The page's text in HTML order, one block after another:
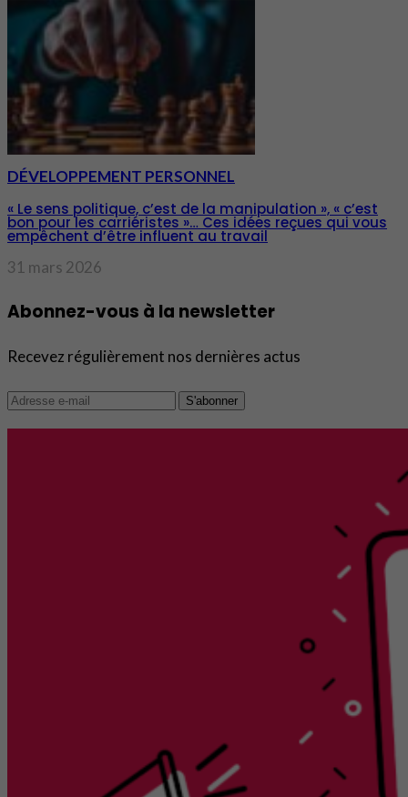
DÉVELOPPEMENT PERSONNEL
« Le sens politique, c’est de la manipulation », « c’est
bon pour les carriéristes »… Ces idées reçues qui vous
empêchent d’être influent au travail
31 mars 2026
Abonnez-vous à la newsletter
Recevez régulièrement nos dernières actus
S'abonner